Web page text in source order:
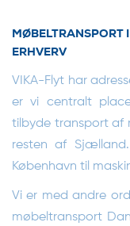
MØBELTRANSPORT
ERHVERV
VIKA-Flyt har
er vi centralt
tilbyde transport af
resten af
København til
Vi er med andre
møbeltransport